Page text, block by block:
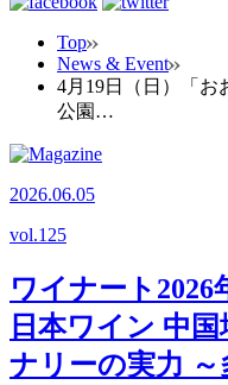
Top
News & Event
4月19日（日）「お
公園…
2026.06.05
vol.125
ワイナート2026
日本ワイン 中
ナリーの実力 ～